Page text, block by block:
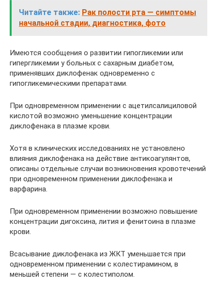
Читайте также: Рак полости рта — симптомы
начальной стадии, диагностика, фото
Имеются сообщения о развитии гипогликемии или
гипергликемии у больных с сахарным диабетом,
применявших диклофенак одновременно с
гипогликемическими препаратами.
При одновременном применении с ацетилсалициловой
кислотой возможно уменьшение концентрации
диклофенака в плазме крови.
Хотя в клинических исследованиях не установлено
влияния диклофенака на действие антикоагулянтов,
описаны отдельные случаи возникновения кровотечений
при одновременном применении диклофенака и
варфарина.
При одновременном применении возможно повышение
концентрации дигоксина, лития и фенитоина в плазме
крови.
Всасывание диклофенака из ЖКТ уменьшается при
одновременном применении с колестирамином, в
меньшей степени — с колестиполом.